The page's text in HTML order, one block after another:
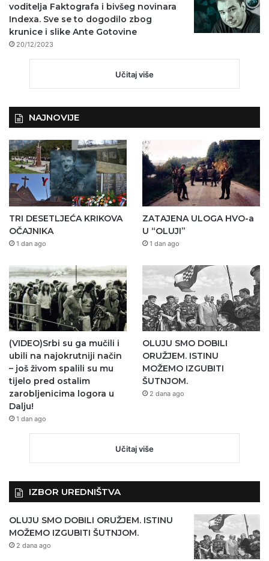
voditelja Faktografa i bivšeg novinara
Indexa. Sve se to dogodilo zbog
krunice i slike Ante Gotovine
20/12/2023
Učitaj više
NAJNOVIJE
TRI DESETLJEĆA KRIKOVA
OČAJNIKA
1 dan ago
ZATAJENA ULOGA HVO-a
U “OLUJI”
1 dan ago
(VIDEO)Srbi su ga mučili i
ubili na najokrutniji način
– još živom spalili su mu
tijelo pred ostalim
zarobljenicima logora u
Dalju!
1 dan ago
OLUJU SMO DOBILI
ORUŽJEM. ISTINU
MOŽEMO IZGUBITI
ŠUTNJOM.
2 dana ago
Učitaj više
IZBOR UREDNIŠTVA
OLUJU SMO DOBILI ORUŽJEM. ISTINU
MOŽEMO IZGUBITI ŠUTNJOM.
2 dana ago